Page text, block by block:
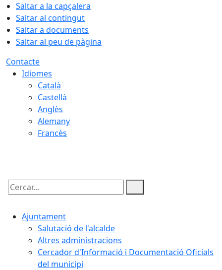
Saltar a la capçalera
Saltar al contingut
Saltar a documents
Saltar al peu de pàgina
Contacte
Idiomes
Català
Castellà
Anglès
Alemany
Francès
Cercar:
Ajuntament
Salutació de l'alcalde
Altres administracions
Cercador d'Informació i Documentació Oficials
del municipi